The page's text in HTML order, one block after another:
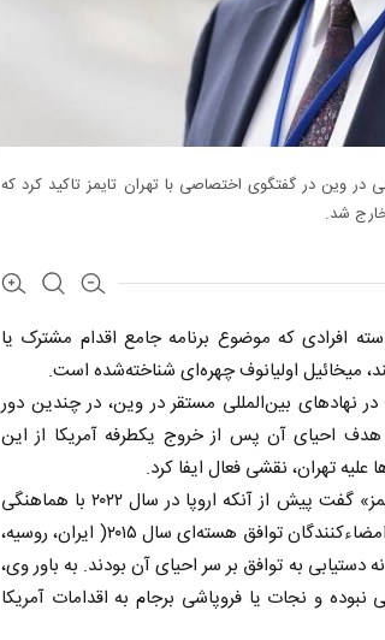
در وین در گفتگوی اختصاصی با تهران‌ تایمز تاکید کرد که
افرادی که موضوع برنامه جامع اقدام مشترک یا
میخائیل اولیانوف چهره‌ای شناخته‌شده است.
در نهادهای بین‌المللی مستقر در وین، در چندین دور
هدف احیای آن پس از خروج یکطرفه آمریکا از این
مقام ارشد روس در گفتگو با «تهران‌تایمز» گفت پیش از آنکه اروپا در سال ۲۰۲۲ با هماهنگی
واشنگتن از مذاکرات خارج شود، سایر امضاءکنندگان توافق هسته‌ای سال ۲۰۱۵( ایران، روسیه،
دستیابی به توافق بر سر احیای آن بودند. به باور وی،
نبوده و نجات یا فروپاشی برجام به اقدامات آمریکا